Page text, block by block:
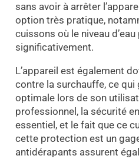
sans avoir à arrêter
option très pratique,
cuissons où le niveau
significativement.
L’appareil est également
contre la surchauffe, ce
optimale lors de son
professionnel, la sécurité
essentiel, et le fait que ce
cette protection est un
antidérapants assurent